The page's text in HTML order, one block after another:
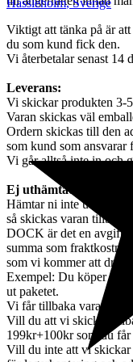
Viktigt att tänka på är
du som kund fick den.
Vi återbetalar senast 14
Leverans:
Vi skickar produkten 3-
Varan skickas väl
Ordern skickas till den
som kund som ansvarar
Vi går alltså inte in och
Ej uthämtade paket:
Hämtar ni inte ut varan
så skickas varan tillbaka
DOCK är det en avgift
summa som
som vi kommer att dra
Exempel: Du köper en
ut paketet.
Vi får tillbaka varan.
Vill du att vi skickar
199kr+100kr som du får
Vill du inte att vi skickar
Hässleholm,Sverige